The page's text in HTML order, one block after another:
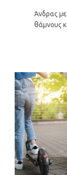
Άνδρας
θάμνους